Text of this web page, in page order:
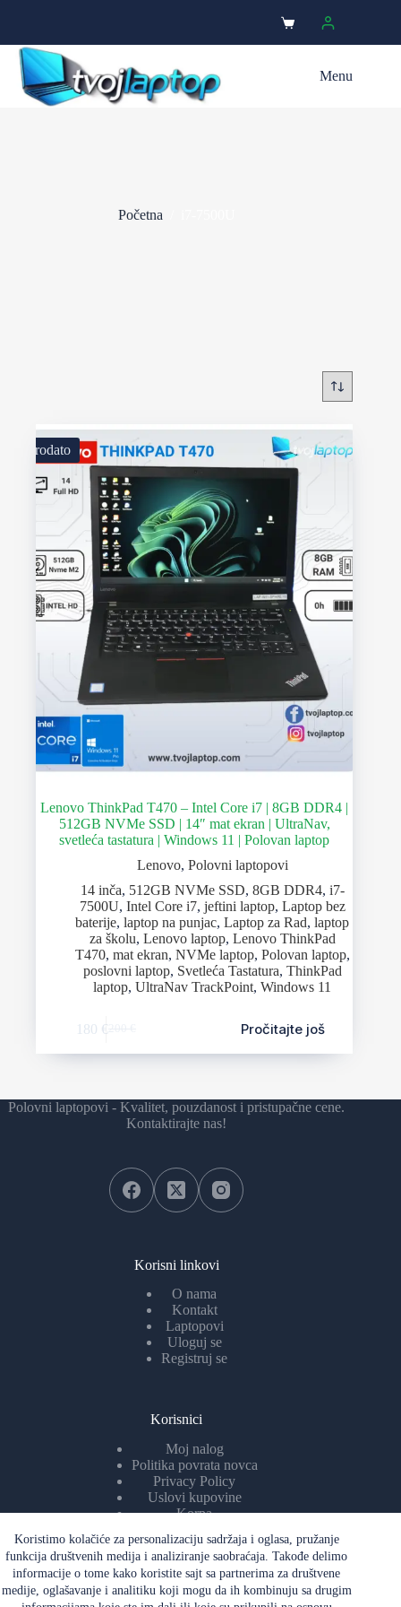
Koristimo kolačiće za personalizaciju sadržaja i oglasa, pružanje
funkcija društvenih medija i analiziranje saobraćaja. Takođe delimo
informacije o tome kako koristite sajt sa partnerima za društvene
medije, oglašavanje i analitiku koji mogu da ih kombinuju sa drugim
Menu
Početna
Prodato
Lenovo ThinkPad T470 – Intel Core i7 | 8GB DDR4 |
512GB NVMe SSD | 14″ mat ekran | UltraNav,
svetleća tastatura | Windows 11 | Polovan laptop
Lenovo, Polovni laptopovi
14 inča, 512GB NVMe SSD, 8GB DDR4, i7-
7500U, Intel Core i7, jeftini laptop, Laptop bez
baterije,laptop na punjac,Laptop za Rad,laptop
za školu, Lenovo laptop, Lenovo ThinkPad
T470, mat ekran, NVMe laptop, Polovan laptop,
poslovni laptop, Svetleća Tastatura, ThinkPad
laptop,UltraNav TrackPoint,Windows 11
180 € Pročitajte još
Polovni laptopovi - Kvalitet, pouzdanost i pristupačne cene.
Kontaktirajte nas!
Korisni linkovi
O nama
Kontakt
Laptopovi
Uloguj se
Registruj se
Korisnici
Moj nalog
Politika povrata novca
Privacy Policy
Uslovi kupovine
Korpa
Ddatne informacijeo
Sigurna trgovina! Plaćanje tek po isporuci laptopa. Kvalitet i